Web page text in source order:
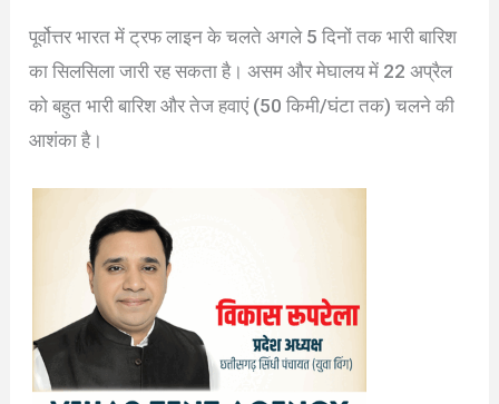
पूर्वोत्तर भारत में ट्रफ लाइन के चलते अगले 5 दिनों तक भारी बारिश
का सिलसिला जारी रह सकता है। असम और मेघालय में 22 अप्रैल
को बहुत भारी बारिश और तेज हवाएं (50 किमी/घंटा तक) चलने की
आशंका है।